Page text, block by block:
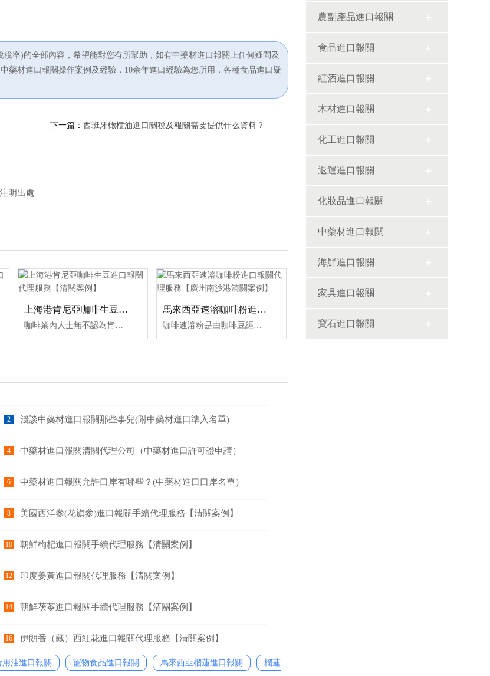
率)的全部內容，希望能對您有所幫助，如有中藥材進口報關上任何疑問及
藥材進口報關操作案例及經驗，10余年進口經驗為您所用，各種食品進口疑
下一篇： 西班牙橄欖油進口關稅及報關需要提供什么資料？
明出處
上海港肯尼亞咖啡生豆進口報關代理服務【清關案例】
咖啡業內人士無不認為肯尼亞咖啡是其最喜愛的產品之一，這是因為肯尼亞咖啡包含了我們想從一杯好咖啡中得到的每一種感覺。它具有美妙絕倫、令人滿意的芳香，均衡可口的酸度，勻稱的顆粒和極佳的水果味。味道十分獨特，幾乎沒有類似的咖啡。開森進口供應鏈擁有咖啡生豆進口報關操作經驗及案例
馬來西亞速溶咖啡粉進口報關代理服務【廣州南沙港清關案例】
咖啡速溶粉是由咖啡豆經烘焙、萃取、干燥制成的即溶飲品，核心功效為提神醒腦、促進代謝，含少量綠原酸和咖啡因，但營養價值較低，熱量較高。開森進口供應鏈擁有咖啡速溶粉進口報關操作經驗及案例，十余年操作經驗及案例可供參考，可按需定制咖啡速溶粉進口方案，幫助客戶解決進口難題，快速進口清關到港到貨。
2 淺談中藥材進口報關那些事兒(附中藥材進口準入名單)
4 中藥材進口報關清關代理公司（中藥材進口許可證申請）
6 中藥材進口報關允許口岸有哪些？(中藥材進口口岸名單）
8 美國西洋參(花旗參)進口報關手續代理服務【清關案例】
10 朝鮮枸杞進口報關手續代理服務【清關案例】
12 印度姜黃進口報關代理服務【清關案例】
14 朝鮮茯苓進口報關手續代理服務【清關案例】
16 伊朗番（藏）西紅花進口報關代理服務【清關案例】
用油進口報關 寵物食品進口報關 馬來西亞榴蓮進口報關 榴蓮
農副產品進口報關
食品進口報關
紅酒進口報關
木材進口報關
化工進口報關
退運進口報關
化妝品進口報關
中藥材進口報關
海鮮進口報關
家具進口報關
寶石進口報關